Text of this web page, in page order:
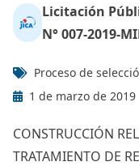
Licitación
N° 007-2019-
Proceso de
1 de marzo de 2019
CONSTRUCCIÓN
TRATAMIENTO DE